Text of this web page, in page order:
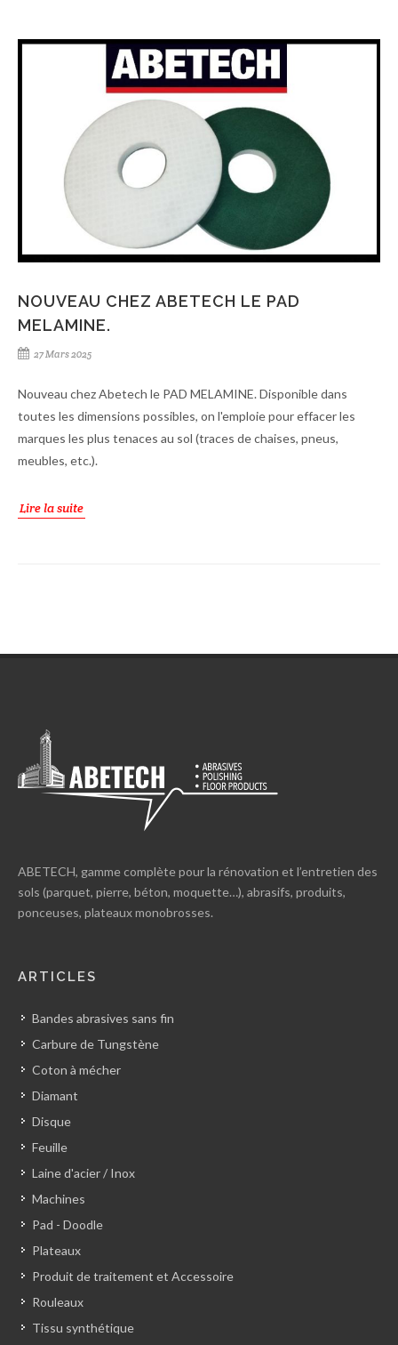
NOUVEAU CHEZ ABETECH LE PAD
MELAMINE.
27 Mars 2025
Nouveau chez Abetech le PAD MELAMINE. Disponible dans
toutes les dimensions possibles, on l'emploie pour effacer les
marques les plus tenaces au sol (traces de chaises, pneus,
meubles, etc.).
Lire la suite
ABETECH, gamme complète pour la rénovation et l’entretien des
sols (parquet, pierre, béton, moquette…), abrasifs, produits,
ponceuses, plateaux monobrosses.
ARTICLES
Bandes abrasives sans fin
Carbure de Tungstène
Coton à mécher
Diamant
Disque
Feuille
Laine d'acier / Inox
Machines
Pad - Doodle
Plateaux
Produit de traitement et Accessoire
Rouleaux
Tissu synthétique